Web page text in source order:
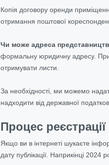
Копія договору оренди
отримання поштової
Чи може адреса
формальну юридичну адресу. При
отримувати листи.
За необхідності, ми можемо
надходити від державної
Процес
Якщо ви в інтернеті шукаєте
дату публікації. Наприкінці